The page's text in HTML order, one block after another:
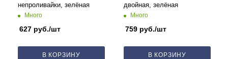
непроливайки, зелёная
Много
627 руб./шт
В КОРЗИНУ
двойная, зелёная
Много
759 руб./шт
В КОРЗИНУ